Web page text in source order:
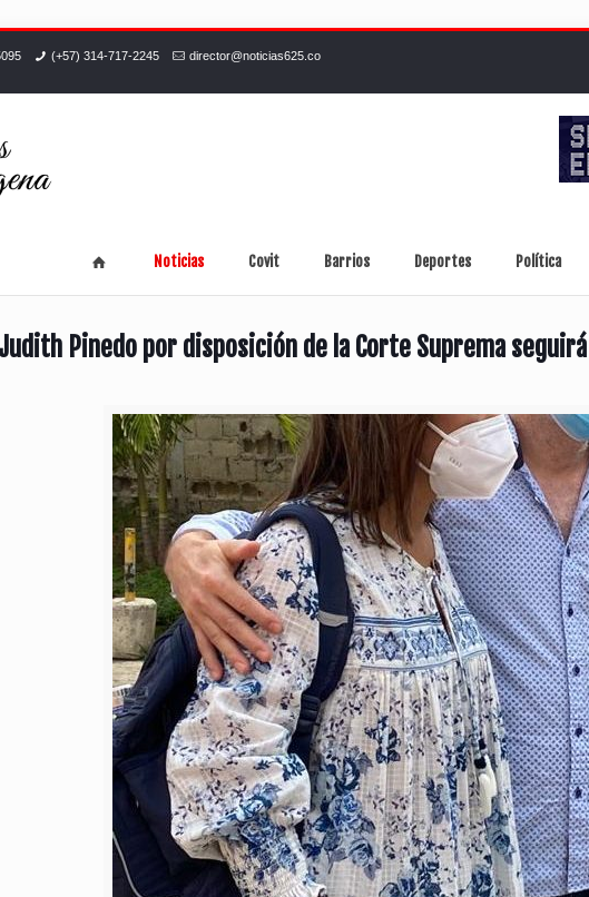
(+57) 314-717-2245 director@noticias625.co
Noticias Covit Barrios Deportes Política
Judith Pinedo por disposición de la Corte Suprema